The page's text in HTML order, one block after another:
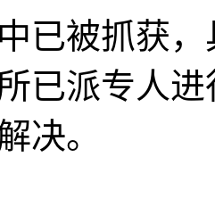
已被抓获
已派专人
决。